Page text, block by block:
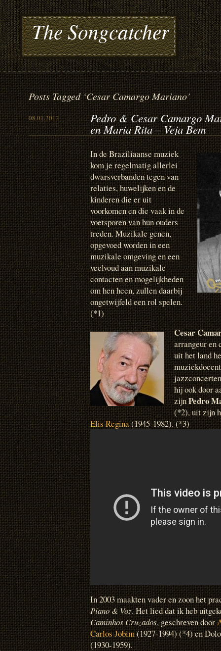
The Songcatcher
Posts Tagged ‘Cesar Camargo Mariano’
08.01.2012 Pedro & Cesar Camargo
en Maria Rita – Veja Bem
In de Braziliaanse muziek
kom je regelmatig allerlei
dwarsverbanden tegen van
relaties, huwelijken en de
kinderen die er uit
voorkomen en die vaak in de
voetsporen van hun ouders
treden. Muzikale genen,
opgevoed worden in een
muzikale omgeving en een
veelvoud aan muzikale
contacten en mogelijkheden
om hen heen, zullen daarbij
ongetwijfeld een rol spelen.
(*1)
Cesar
arrangeur en
uit het land
hij ook door
zijnPedro
(*2), uit zijn
Elis Regina(1945-1982). (*3)
In 2003 maakten vader en zoon het
Piano & Voz. Het lied dat ik heb
Caminhos Cruzados, geschreven door
Carlos Jobim(1927-1994) (*4) en
(1930-1959).